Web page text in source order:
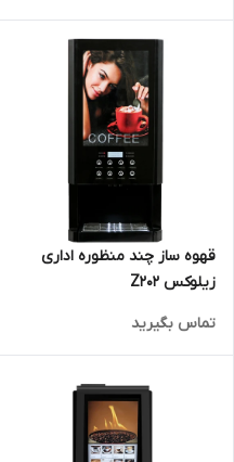
قهوه ساز چند منظوره اداری
زیلوکس Z202
تماس بگیرید